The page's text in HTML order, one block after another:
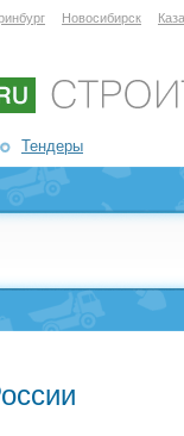
Новосибирск
Тендеры